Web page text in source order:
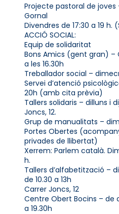
Projecte pastoral de joves
Gornal
Divendres de 17:30 a 19 h.
ACCIÓ SOCIAL:
Equip de solidaritat
Bons Amics (gent gran) –
a les 16.30h
Treballador social –
Servei d’atenció
20h (amb cita prèvia)
Tallers solidaris – dilluns i
Joncs, 12.
Grup de manualitats –
Portes Obertes
privades de llibertat)
Xerrem: Parlem català.
h.
Tallers d’alfabetització –
de 10.30 a 13h
Carrer Joncs, 12
Centre Obert Bocins – de
a 19.30h